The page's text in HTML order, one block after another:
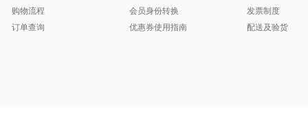
购物流程
订单查询
会员身份转换
优惠券使用指南
发票制度
配送及验货